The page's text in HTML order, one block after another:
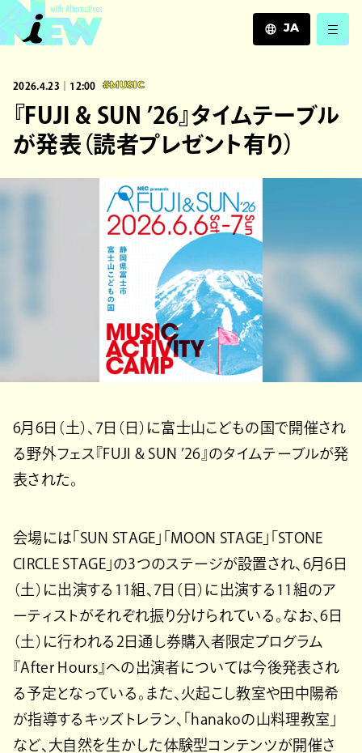
JA
2026.4.23｜12:00 #MUSIC
『FUJI & SUN ’26』タイムテーブル
が発表（読者プレゼント有り）
6月6日（土）、7日（日）に富士山こどもの国で開催され
る野外フェス『FUJI & SUN ’26』のタイムテーブルが発
表された。
会場には「SUN STAGE」「MOON STAGE」「STONE
CIRCLE STAGE」の3つのステージが設置され、6月6日
（土）に出演する11組、7日（日）に出演する11組のア
ーティストがそれぞれ振り分けられている。なお、6日
（土）に行われる2日通し券購入者限定プログラム
『After Hours』への出演者については今後発表され
る予定となっている。また、火起こし教室や田中陽希
が指導するキッズトレラン、「hanakoの山料理教室」
など、大自然を生かした体験型コンテンツが開催さ